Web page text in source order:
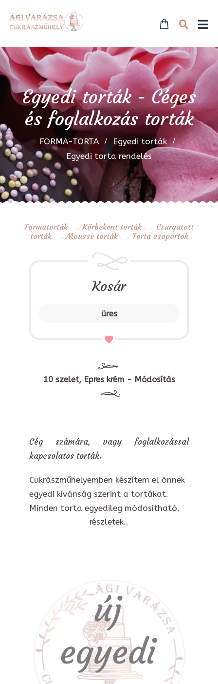
Egyedi torták - Céges
és foglalkozás torták
FORMA-TORTA
Egyedi torták
Egyedi torta rendelés
Formatorták Körbekent torták
Csurgatott
torták
Mousse torták Torta csoportok
Kosár
üres
10 szelet, Epres krém - Módosítás
Cég számára, vagy foglalkozással
kapcsolatos torták.
Cukrászműhelyemben készítem el önnek
egyedi kívánság szerint a tortákat.
Minden torta egyedileg módosítható.
részletek..